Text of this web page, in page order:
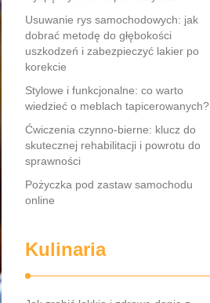
Usuwanie rys samochodowych: jak
dobrać metodę do głębokości
uszkodzeń i zabezpieczyć lakier po
korekcie
Stylowe i funkcjonalne: co warto
wiedzieć o meblach tapicerowanych?
Ćwiczenia czynno-bierne: klucz do
skutecznej rehabilitacji i powrotu do
sprawności
Pożyczka pod zastaw samochodu
online
Kulinaria